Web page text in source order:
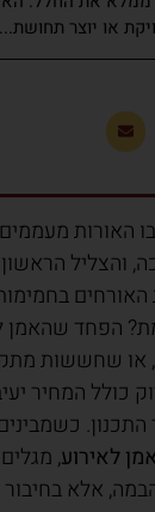
או יוצר תחושת...
האורות
והצליל
הפחד שהאמן
או שחששות
כולל המחיר
לאירוע,
אלא בחיבור